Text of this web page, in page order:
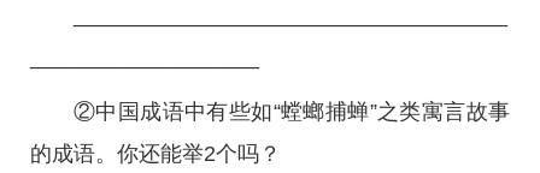
②中国成语中有些如“螳螂捕蝉”之类寓言故事
的成语。你还能举2个吗？